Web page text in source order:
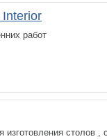
работ
столов ,